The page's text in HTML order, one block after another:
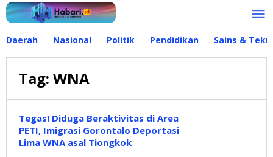
Lewati
ke
Daerah Nasional Politik Pendidikan Sains &
Tag: WNA
Tegas! Diduga Beraktivitas di Area
PETI, Imigrasi Gorontalo Deportasi
Lima WNA asal Tiongkok